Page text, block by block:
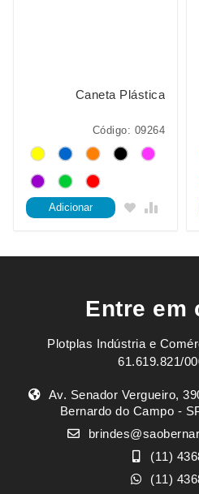
Caneta Plástica
Código: 09264
Adicionar
Entre em
Plotplas Indústria e Comércio
61.619.821/
Av. Senador Vergueiro,
Bernardo do Campo -
(11)
(11)